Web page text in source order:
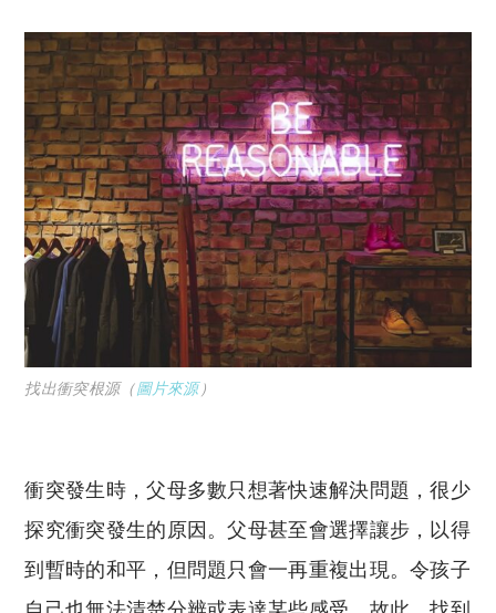
找出衝突根源（圖片來源）
衝突發生時，父母多數只想著快速解決問題，很少
探究衝突發生的原因。父母甚至會選擇讓步，以得
到暫時的和平，但問題只會一再重複出現。令孩子